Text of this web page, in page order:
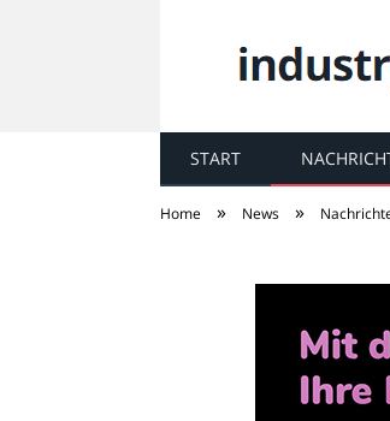
industry
START
Home » News »